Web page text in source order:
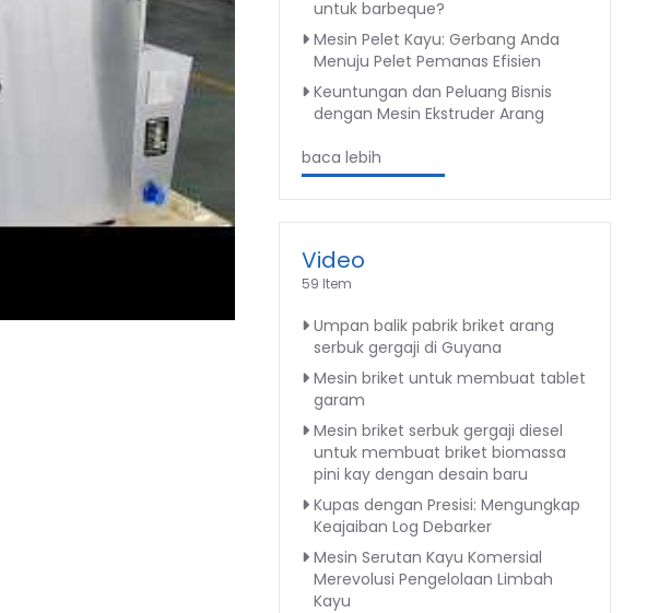
untuk barbeque?
Mesin Pelet Kayu: Gerbang Anda
Menuju Pelet Pemanas Efisien
Keuntungan dan Peluang Bisnis
dengan Mesin Ekstruder Arang
baca lebih
Video
59 Item
Umpan balik pabrik briket arang
serbuk gergaji di Guyana
Mesin briket untuk membuat tablet
garam
Mesin briket serbuk gergaji diesel
untuk membuat briket biomassa
pini kay dengan desain baru
Kupas dengan Presisi: Mengungkap
Keajaiban Log Debarker
Mesin Serutan Kayu Komersial
Merevolusi Pengelolaan Limbah
Kayu